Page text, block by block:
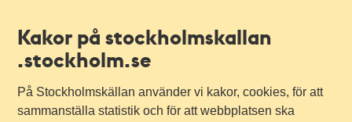
Kakor på stockholmskallan
.stockholm.se
På Stockholmskällan använder vi kakor, cookies, för att
sammanställa statistik och för att webbplatsen ska